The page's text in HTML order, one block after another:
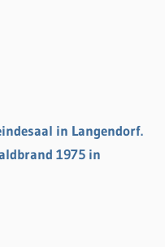
in Langendorf.
1975 in